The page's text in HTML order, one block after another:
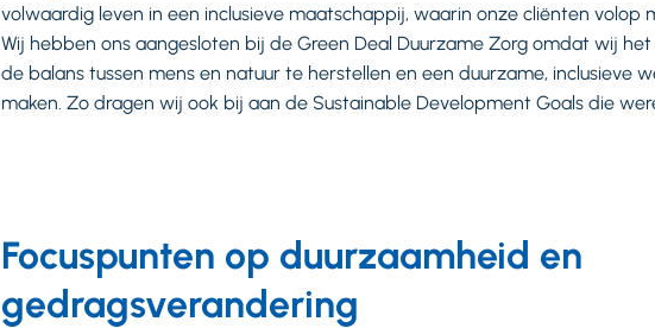
volwaardig leven in een inclusieve maatschappij, waarin onze cliënten volop
Wij hebben ons aangesloten bij de Green Deal Duurzame Zorg omdat wij
de balans tussen mens en natuur te herstellen en een duurzame, inclusieve
maken. Zo dragen wij ook bij aan de Sustainable Development Goals die
Focuspunten op duurzaamheid en
gedragsverandering